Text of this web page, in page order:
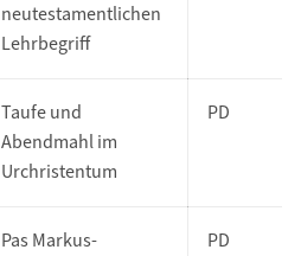
neutestamentlichen
Lehrbegriff
Taufe und
Abendmahl im
Urchristentum
PD
Pas Markus-
PD